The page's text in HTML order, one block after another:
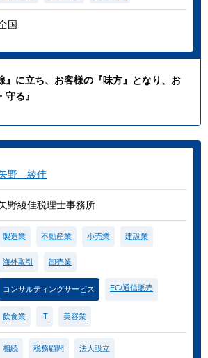
国
』に立ち、お客様の『味方』となり、お
る』
野 綾佳
野綾佳税理士事務所
製造業 不動産業 小売業 建設業
海外取引 卸売業
コンサルティングサービス EC/通信販売
飲食業 IT 美容業
相続 税務顧問 法人設立